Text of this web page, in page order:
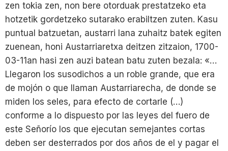
zen tokia zen, non bere otorduak prestatzeko eta
hotzetik gordetzeko sutarako erabiltzen zuten. Kasu
puntual batzuetan, austarri lana zuhaitz batek egiten
zuenean, honi Austarriaretxa deitzen zitzaion, 1700-
03-11an hasi zen auzi batean batu zuten bezala: «…
Llegaron los susodichos a un roble grande, que era
de mojón o que llaman Austarriarecha, de donde se
miden los seles, para efecto de cortarle (…)
conforme a lo dispuesto por las leyes del fuero de
este Señorío los que ejecutan semejantes cortas
deben ser desterrados por dos años de el y pagar el